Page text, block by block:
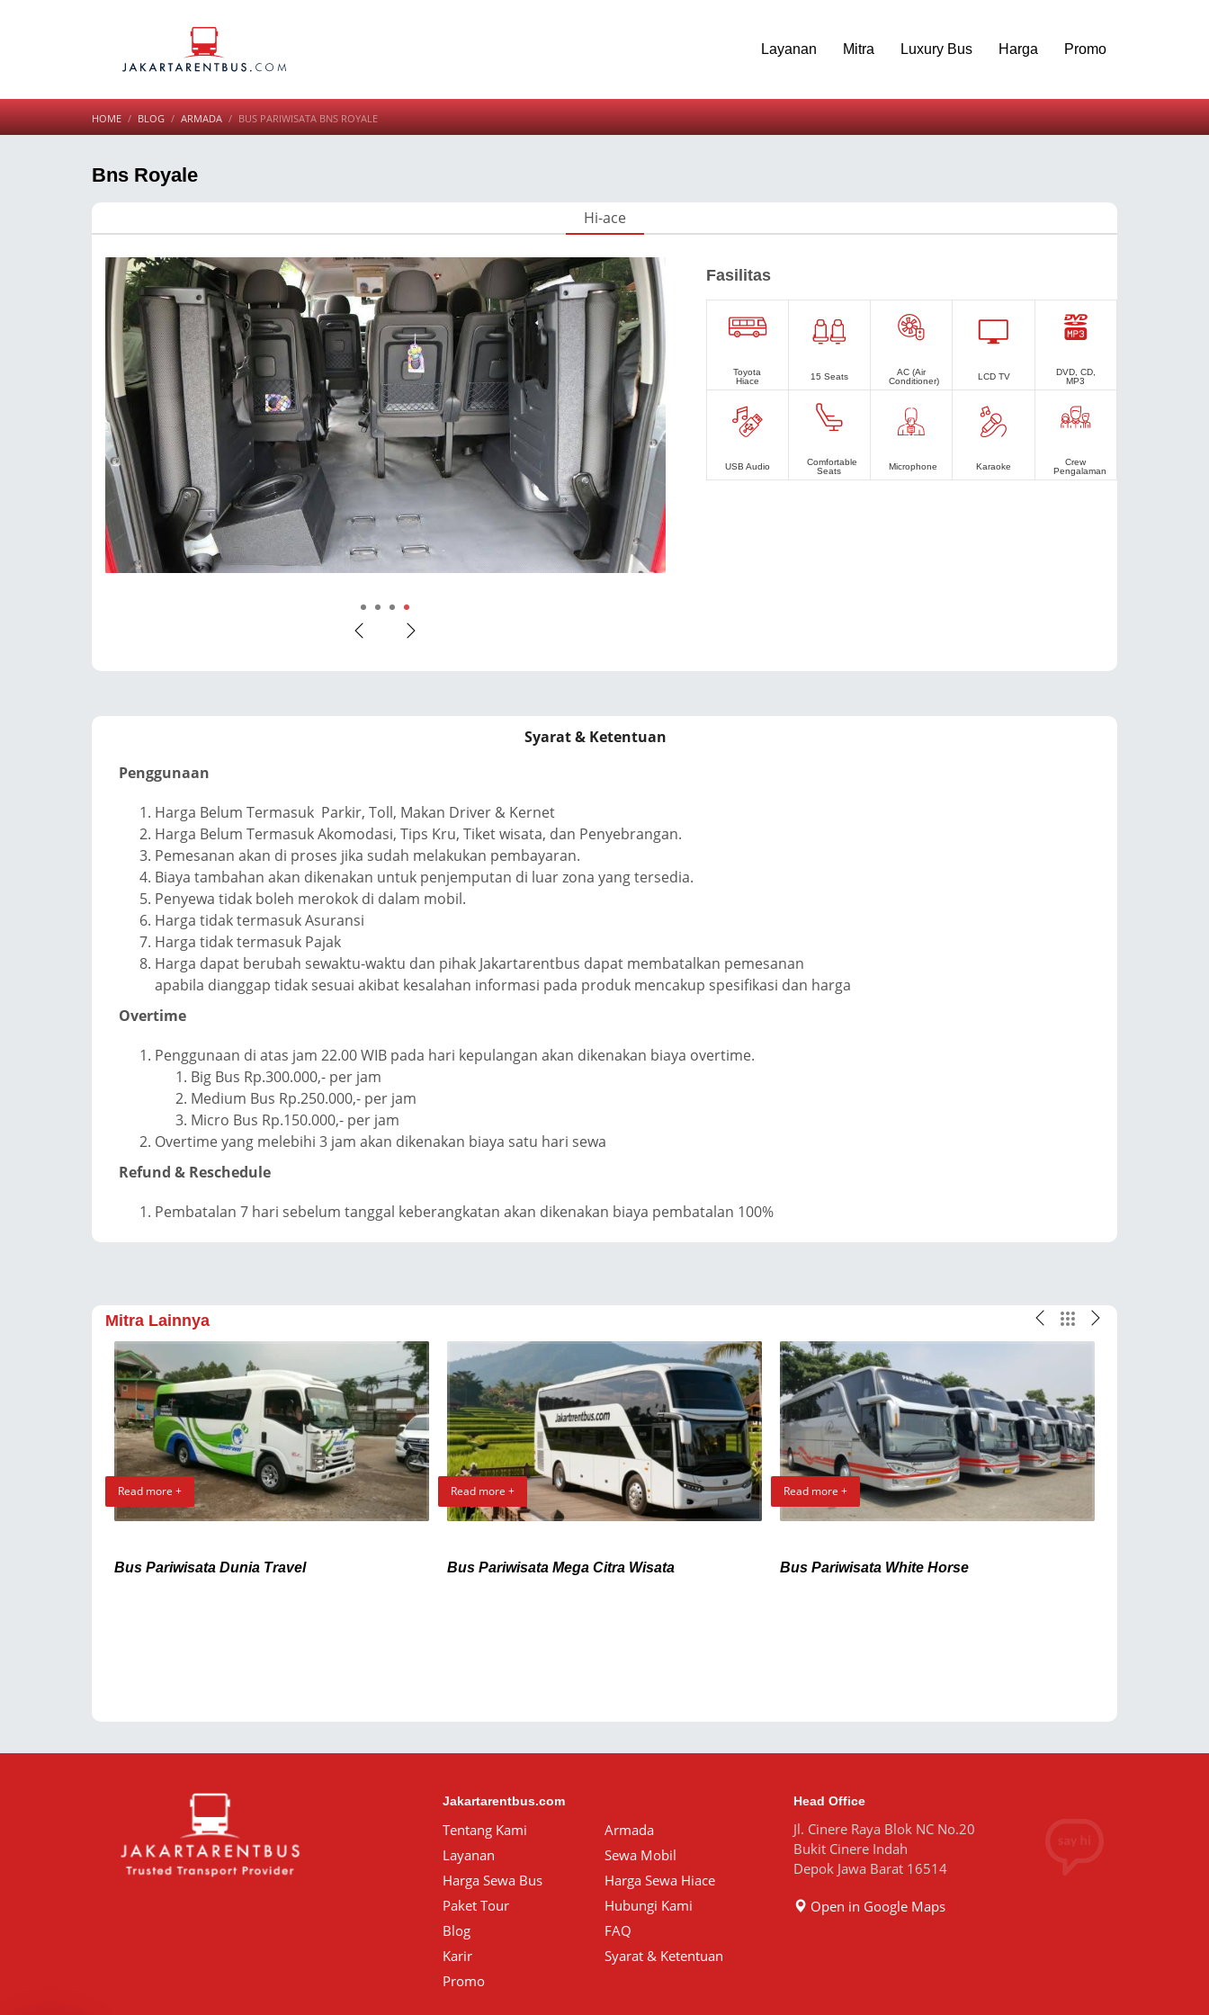
Layanan Mitra Luxury Bus Harga Promo
HOME BLOG ARMADA BUS PARIWISATA BNS ROYALE
Bns Royale
Hi-ace
1 2 3
Fasilitas
Toyota
Hiace
15 Seats
AC (Air
Conditioner)
LCD TV
DVD, CD,
MP3
USB Audio
Comfortable
Seats
Microphone Karaoke
Crew
Pengalaman
Syarat & Ketentuan
Penggunaan
Harga Belum Termasuk Parkir, Toll, Makan Driver & Kernet
Harga Belum Termasuk Akomodasi, Tips Kru, Tiket wisata, dan Penyebrangan.
Pemesanan akan di proses jika sudah melakukan pembayaran.
Biaya tambahan akan dikenakan untuk penjemputan di luar zona yang tersedia.
Penyewa tidak boleh merokok di dalam mobil.
Harga tidak termasuk Asuransi
Harga tidak termasuk Pajak
Harga dapat berubah sewaktu-waktu dan pihak Jakartarentbus dapat membatalkan pemesanan
apabila dianggap tidak sesuai akibat kesalahan informasi pada produk mencakup spesifikasi dan harga
Overtime
Penggunaan di atas jam 22.00 WIB pada hari kepulangan akan dikenakan biaya overtime.
Big Bus Rp.300.000,- per jam
Medium Bus Rp.250.000,- per jam
Micro Bus Rp.150.000,- per jam
Overtime yang melebihi 3 jam akan dikenakan biaya satu hari sewa
Refund & Reschedule
Pembatalan 7 hari sebelum tanggal keberangkatan akan dikenakan biaya pembatalan 100%
Mitra Lainnya
Read more +
Bus Pariwisata Dunia Travel
Read more +
Bus Pariwisata Mega Citra Wisata
Read more +
Bus Pariwisata White Horse
Jakartarentbus.com
Tentang Kami
Armada
Layanan
Sewa Mobil
Harga Sewa Bus
Harga Sewa Hiace
Paket Tour
Hubungi Kami
Blog
FAQ
Karir
Syarat & Ketentuan
Promo
Head Office
Jl. Cinere Raya Blok NC No.20
Bukit Cinere Indah
Depok Jawa Barat 16514
Open in Google Maps